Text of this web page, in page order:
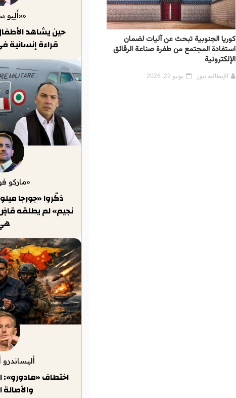
كوريا الجنوبية تبحث عن آليات لضمان
استفادة المجتمع من طفرة صناعة الرقائق
الإلكترونية
الإيطالية نيوز يونيو 22, 2026
««أَلِيو
حين يشاهد
قراءة إنسانية
«ماركو
ذكّروا «جورجا
نجيم» لم يطلقه
اختطاف «مادورو»: